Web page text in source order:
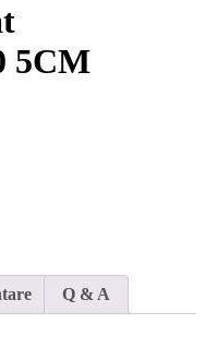
5CM
Q & A